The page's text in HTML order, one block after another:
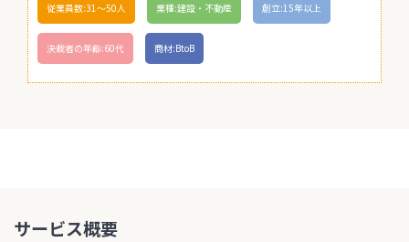
従業員数:31〜50人 業種:建設・不動産 創立:15年以上
決裁者の年齢:60代 商材:BtoB
サービス概要